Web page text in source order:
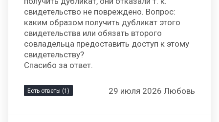
свидетельство не повреждено. Вопрос:
каким образом получить дубликат этого
свидетельства или обязать второго
совладельца предоставить доступ к этому
свидетельству?
Спасибо за ответ.
Есть ответы (1) 29 июля 2026 Любовь